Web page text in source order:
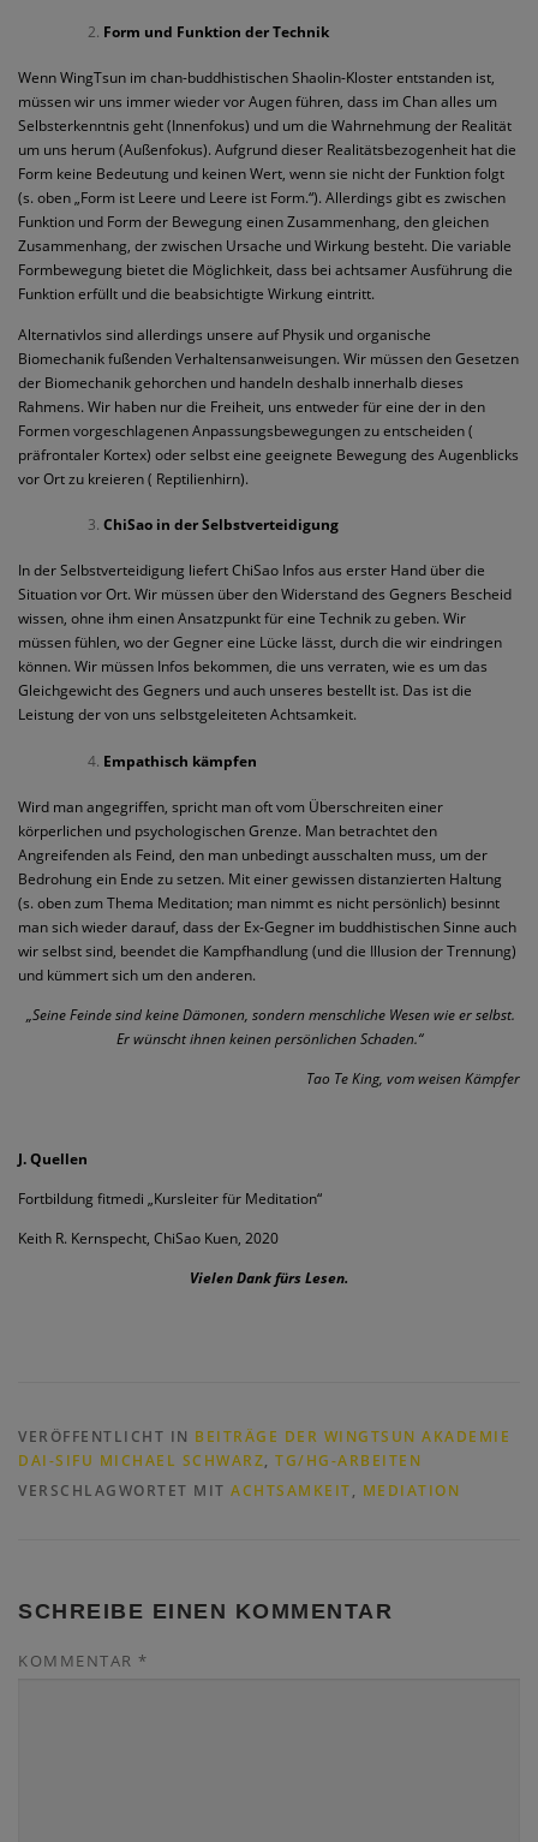
Form und Funktion der Technik
Wenn WingTsun im chan-buddhistischen Shaolin-Kloster entstanden ist,
müssen wir uns immer wieder vor Augen führen, dass im Chan alles um
Selbsterkenntnis geht (Innenfokus) und um die Wahrnehmung der Realität
um uns herum (Außenfokus). Aufgrund dieser Realitätsbezogenheit hat die
Form keine Bedeutung und keinen Wert, wenn sie nicht der Funktion folgt
(s. oben „Form ist Leere und Leere ist Form.“). Allerdings gibt es zwischen
Funktion und Form der Bewegung einen Zusammenhang, den gleichen
Zusammenhang, der zwischen Ursache und Wirkung besteht. Die variable
Formbewegung bietet die Möglichkeit, dass bei achtsamer Ausführung die
Funktion erfüllt und die beabsichtigte Wirkung eintritt.
Alternativlos sind allerdings unsere auf Physik und organische
Biomechanik fußenden Verhaltensanweisungen. Wir müssen den Gesetzen
der Biomechanik gehorchen und handeln deshalb innerhalb dieses
Rahmens. Wir haben nur die Freiheit, uns entweder für eine der in den
Formen vorgeschlagenen Anpassungsbewegungen zu entscheiden (
präfrontaler Kortex) oder selbst eine geeignete Bewegung des Augenblicks
vor Ort zu kreieren ( Reptilienhirn).
ChiSao in der Selbstverteidigung
In der Selbstverteidigung liefert ChiSao Infos aus erster Hand über die
Situation vor Ort. Wir müssen über den Widerstand des Gegners Bescheid
wissen, ohne ihm einen Ansatzpunkt für eine Technik zu geben. Wir
müssen fühlen, wo der Gegner eine Lücke lässt, durch die wir eindringen
können. Wir müssen Infos bekommen, die uns verraten, wie es um das
Gleichgewicht des Gegners und auch unseres bestellt ist. Das ist die
Leistung der von uns selbstgeleiteten Achtsamkeit.
Empathisch kämpfen
Wird man angegriffen, spricht man oft vom Überschreiten einer
körperlichen und psychologischen Grenze. Man betrachtet den
Angreifenden als Feind, den man unbedingt ausschalten muss, um der
Bedrohung ein Ende zu setzen. Mit einer gewissen distanzierten Haltung
(s. oben zum Thema Meditation; man nimmt es nicht persönlich) besinnt
man sich wieder darauf, dass der Ex-Gegner im buddhistischen Sinne auch
wir selbst sind, beendet die Kampfhandlung (und die Illusion der Trennung)
und kümmert sich um den anderen.
„Seine Feinde sind keine Dämonen, sondern menschliche Wesen wie er selbst.
Er wünscht ihnen keinen persönlichen Schaden.“
Tao Te King, vom weisen Kämpfer
J. Quellen
Fortbildung fitmedi „Kursleiter für Meditation“
Keith R. Kernspecht, ChiSao Kuen, 2020
Vielen Dank fürs Lesen.
VERÖFFENTLICHT IN BEITRÄGE DER WINGTSUN AKADEMIE
DAI-SIFU MICHAEL SCHWARZ, TG/HG-ARBEITEN
VERSCHLAGWORTET MIT ACHTSAMKEIT, MEDIATION
SCHREIBE EINEN KOMMENTAR
KOMMENTAR *